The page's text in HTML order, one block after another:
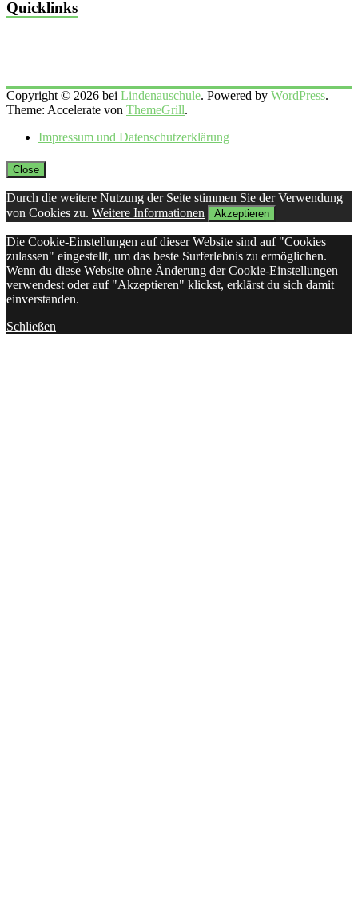
Quicklinks
Copyright © 2026 bei Lindenauschule. Powered by WordPress.
Theme: Accelerate von ThemeGrill.
Impressum und Datenschutzerklärung
Close
Durch die weitere Nutzung der Seite stimmen Sie der Verwendung
von Cookies zu. Weitere Informationen Akzeptieren
Die Cookie-Einstellungen auf dieser Website sind auf "Cookies
zulassen" eingestellt, um das beste Surferlebnis zu ermöglichen.
Wenn du diese Website ohne Änderung der Cookie-Einstellungen
verwendest oder auf "Akzeptieren" klickst, erklärst du sich damit
einverstanden.
Schließen